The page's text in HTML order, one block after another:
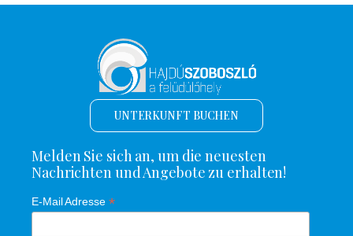
UNTERKUNFT BUCHEN
Melden Sie sich an, um die neuesten
Nachrichten und Angebote zu erhalten!
E-Mail Adresse *